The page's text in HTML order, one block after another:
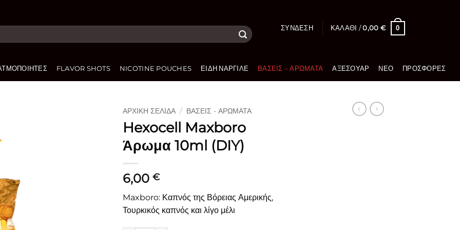
ΣΎΝΔΕΣΗ ΚΑΛΆΘΙ /0,00 € 0
FLAVOR SHOTS NICOTINE POUCHES ΕΊΔΗ ΝΑΡΓΙΛΈ ΒΆΣΕΙΣ – ΑΡΏΜΑΤΑ ΑΞΕΣΟΥΆΡ ΝΈΟ ΠΡΟΣΦΟΡΈΣ
ΑΡΧΙΚΉ ΣΕΛΊΔΑ / ΒΆΣΕΙΣ - ΑΡΏΜΑΤΑ
Hexocell Maxboro
Άρωμα 10ml (DIY)
6,00 €
Maxboro: Καπνός της Βόρειας Αμερικής,
Τουρκικός καπνός και λίγο μέλι